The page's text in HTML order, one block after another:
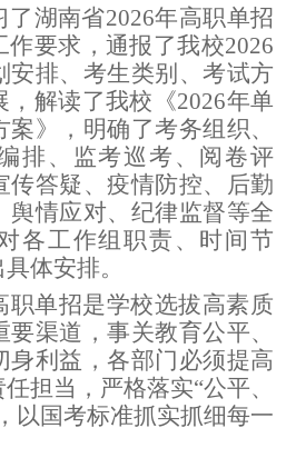
了湖南省2026年高职单招
要求，通报了我校2026
排、考生类别 、考试方
，解读了我校 《2026年单
案》，明确了考务组织、
排、监考巡考、阅卷评
传答疑、 疫情防控、后勤
舆情应对、纪律监督等全
各工作组职责、时间节
体安排。
职单招是学校选拔高素质
渠道，事关教育公平、
身利益，各部门必须提高
担当，严格落实“公平、
以国考标准抓实抓细每一